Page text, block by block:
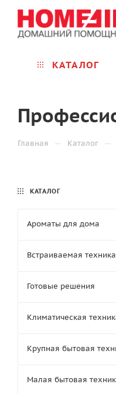
КАТАЛОГ
Главная — Каталог —
КАТАЛОГ
Ароматы для дома
Встраиваемая техника
Готовые решения
Климатическая
Крупная бытовая
Малая бытовая